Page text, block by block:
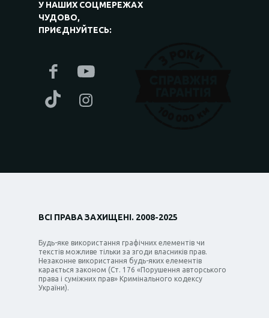
У НАШИХ СОЦМЕРЕЖАХ
ЧУДОВО,
ПРИЄДНУЙТЕСЬ:
ВСІ ПРАВА ЗАХИЩЕНІ. 2008-2025
Будь-яке використання графічних елементів чи
текстів можливе тільки за згоди власників прав.
Незаконне використання будь-яких елементів
карається законом (Ст. 176 «Порушення авторського
права і суміжних прав» Кримінального кодексу
України).